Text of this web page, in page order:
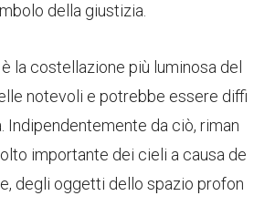
della giustizia.
la costellazione più luminosa del
notevoli e potrebbe essere diffi
Indipendentemente da ciò, riman
importante dei cieli a causa de
degli oggetti dello spazio profon